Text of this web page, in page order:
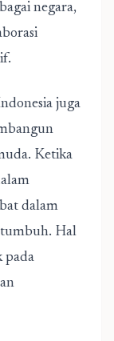
negara,
juga
Ketika
dalam
tumbuh. Hal
pada